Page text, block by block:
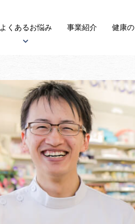
よくあるお悩み 事業紹介 健康の